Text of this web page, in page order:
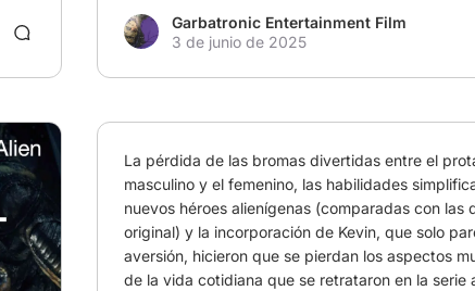
Garbatronic Entertainment Film
3 de junio de 2025
La pérdida de las bromas divertidas entre el
masculino y el femenino, las habilidades
nuevos héroes alienígenas (comparadas con las
original) y la incorporación de Kevin, que solo
aversión, hicieron que se pierdan los aspectos
de la vida cotidiana que se retrataron en la serie